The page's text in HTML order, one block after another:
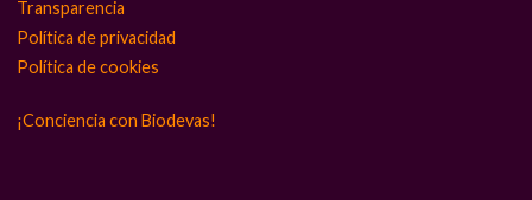
Transparencia
Política de privacidad
Política de cookies
¡Conciencia con Biodevas!